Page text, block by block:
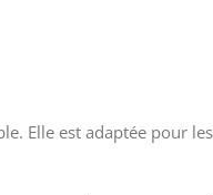
Elle est adaptée pour